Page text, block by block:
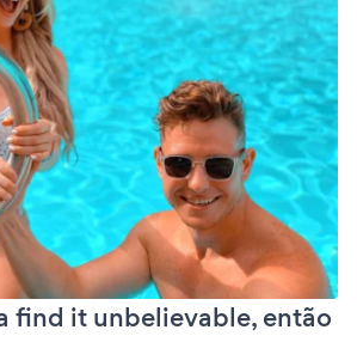
find it unbelievable, então